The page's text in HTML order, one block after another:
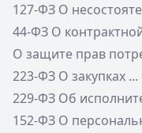
127-ФЗ О
44-ФЗ О
О защите прав
223-ФЗ О закупках
229-ФЗ Об
152-ФЗ О